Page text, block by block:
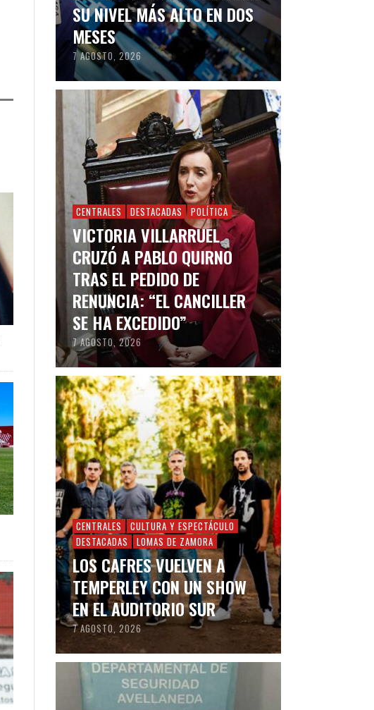
SU NIVEL MÁS ALTO EN DOS
MESES
7 AGOSTO, 2026
CENTRALES DESTACADAS POLÍTICA
VICTORIA VILLARRUEL
CRUZÓ A PABLO QUIRNO
TRAS EL PEDIDO DE
RENUNCIA: “EL CANCILLER
SE HA EXCEDIDO”
7 AGOSTO, 2026
CENTRALES
CULTURA Y ESPECTÁCULO
DESTACADAS
LOMAS DE ZAMORA
LOS CAFRES VUELVEN A
TEMPERLEY CON UN SHOW
EN EL AUDITORIO SUR
7 AGOSTO, 2026